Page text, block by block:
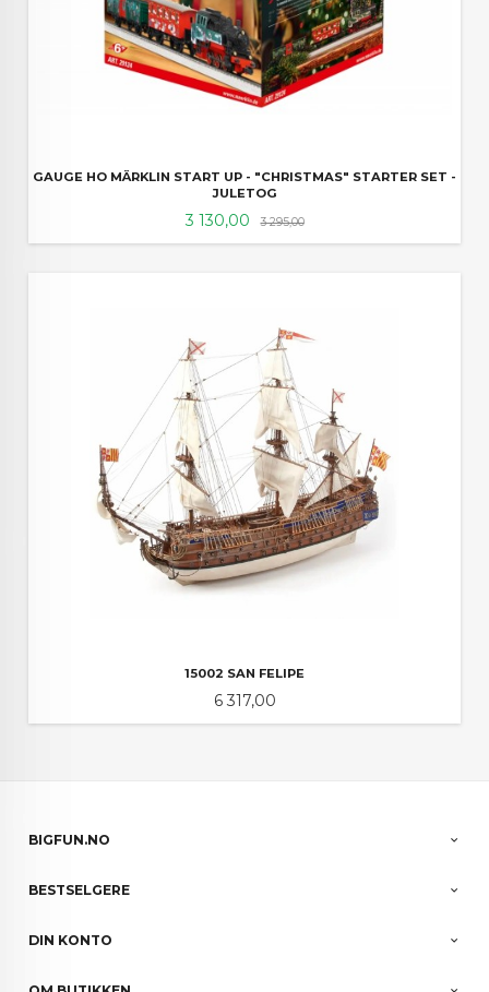
GAUGE HO MÄRKLIN START UP - "CHRISTMAS" STARTER SET -
JULETOG
Tilbud
3 130,00 3 295,00Rabatt
15002 SAN FELIPE
Pris
6 317,00
BIGFUN.NO
BESTSELGERE
DIN KONTO